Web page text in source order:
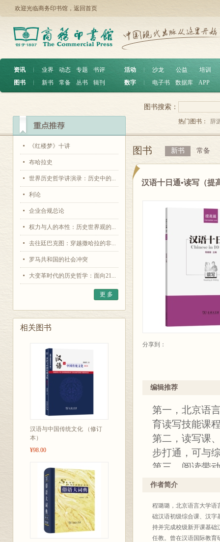
欢迎光临商务印书馆， 返回首页
资讯 ︱ 业界 动态 专题
书评
图书
︱ 新书 常备 丛书 辑刊
活动 沙龙 公益
培训
数字
电子书 数据库 APP
《红楼梦》十讲
布哈拉史
世界历史哲学讲演录：历史中的...
利论
企业合规总论
权力与人的本性：历史世界观的...
去往廷巴克图：穿越撒哈拉的非...
罗马共和国的社会冲突
大变革时代的历史哲学：面向21...
更 多
相关图书
汉语与中国传统文化 （修订
本）
¥98.00
图书搜索：
热门图书： 辞
图书 新书 常备
汉语十日通•读写（提
分享到：
编辑推荐
第一，北京语
育读写技能课
第二，读写课
步打通，可与
第三，阅读带
结合，以考促
而成，可作为
零起点读写技
作者简介
程璐璐，北京语言大学语
础汉语初级综合课、汉字
持并完成校级新开课基础
任教。曾在汉语国际教育